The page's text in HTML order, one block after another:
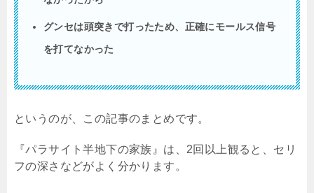
グンセは頭突きで打ったため、正確にモールス信号
を打てなかった
というのが、この記事のまとめです。
『パラサイト半地下の家族』は、2回以上観ると、セリ
フの深さなどがよく分かります。